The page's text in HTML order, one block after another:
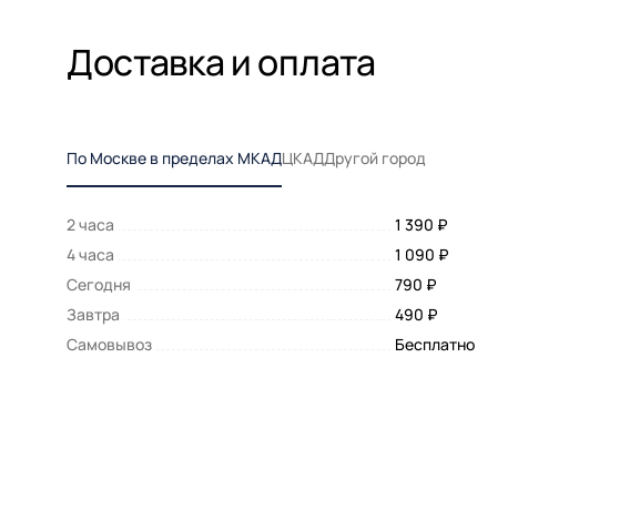
Доставка и оплата
По Москве в пределах МКАДЦКАДДругой город
2 часа
1 390 ₽
4 часа
1 090 ₽
Сегодня
790 ₽
Завтра
490 ₽
Самовывоз
Бесплатно